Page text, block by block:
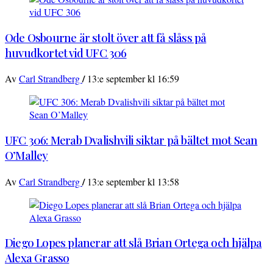
Ode Osbourne är stolt över att få slåss på
huvudkortet vid UFC 306
AvCarl Strandberg/ 13:e september kl 16:59
UFC 306: Merab Dvalishvili siktar på bältet mot Sean
O’Malley
AvCarl Strandberg/ 13:e september kl 13:58
Diego Lopes planerar att slå Brian Ortega och hjälpa
Alexa Grasso